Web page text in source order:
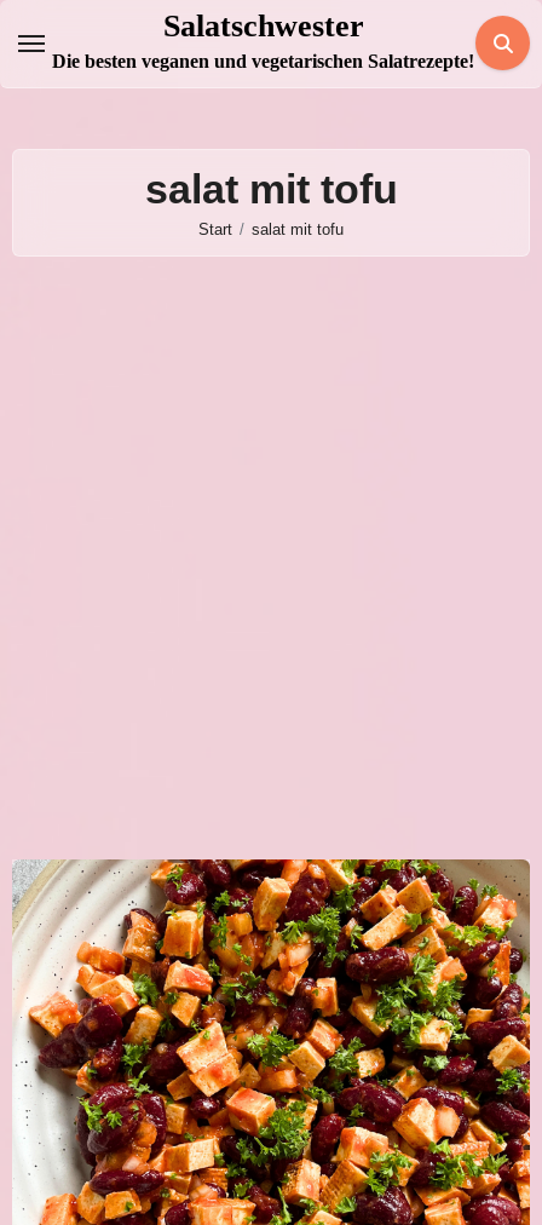
Inhalt
springen
Salatschwester
Die besten veganen und vegetarischen Salatrezepte!
salat mit tofu
Start salat mit tofu